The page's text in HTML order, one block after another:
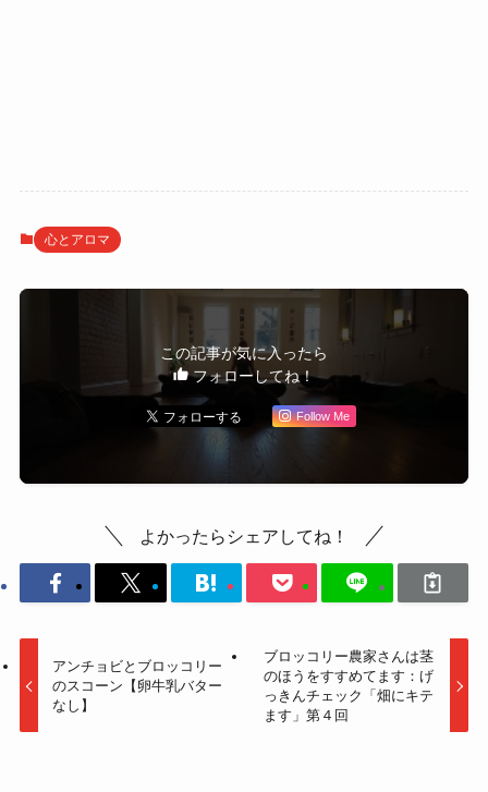
心とアロマ
この記事が気に入ったら
フォローしてね！
Follow Me
よかったらシェアしてね！
アンチョビとブロッコリー
のスコーン【卵牛乳バター
なし】
ブロッコリー農家さんは茎
のほうをすすめてます：げ
っきんチェック「畑にキテ
ます」第４回